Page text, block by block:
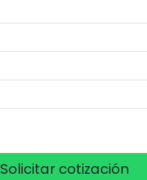
Solicitar cotización